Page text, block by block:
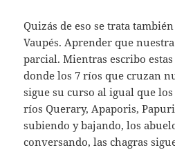
Quizás de eso se trata
Vaupés. Aprender que
parcial. Mientras escribo
donde los 7 ríos que cruzan
sigue su curso al igual que los
ríos Querary, Apaporis,
subiendo y bajando, los
conversando, las chagras